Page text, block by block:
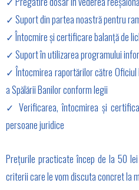
✓ Suport din partea noastră pentru
✓ Întocmire și certificare balanță de
✓ Suport în utilizarea programului
✓ Întocmirea raportărilor către Oficiul
a Spălării Banilor conform legii
✓ Verificarea, întocmirea și
persoane juridice
Prețurile practicate încep de la 50
criterii care le vom discuta concret la